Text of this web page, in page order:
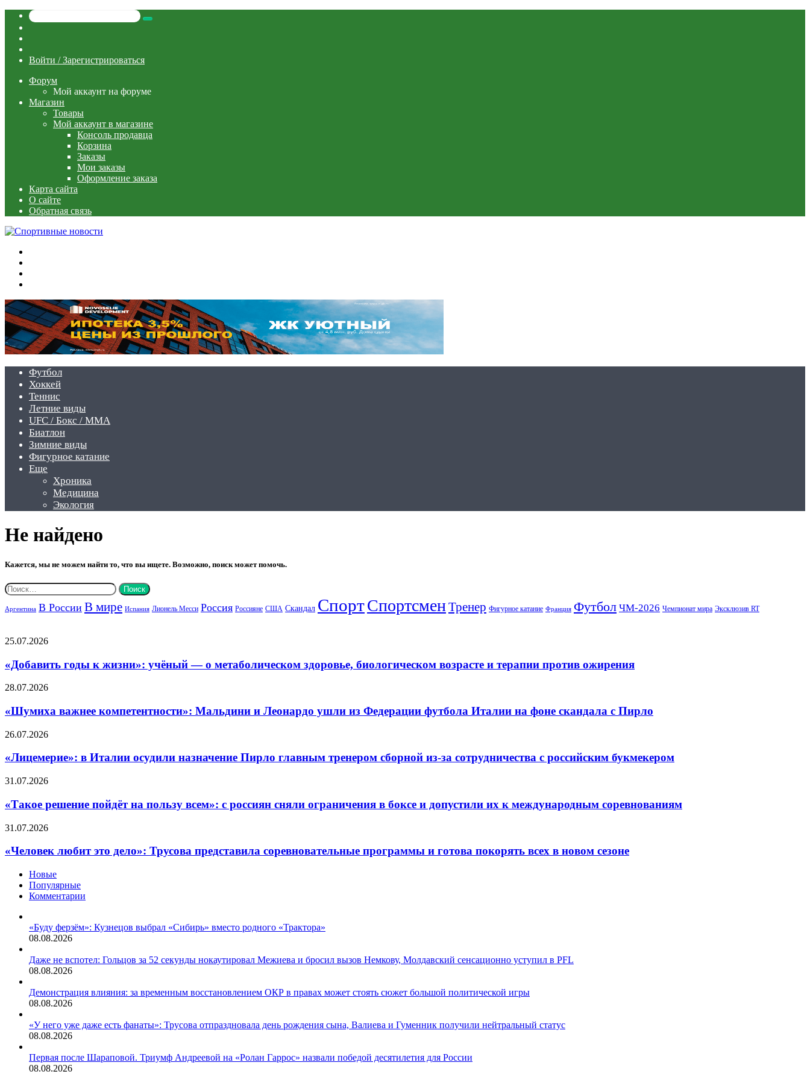
Искать
статья
Войти / Зарегистрироваться
Форум
Мой аккаунт на форуме
Магазин
Товары
Мой аккаунт в магазине
Консоль продавца
Корзина
Заказы
Мои заказы
Оформление заказа
Карта сайта
О сайте
Обратная связь
Футбол
Хоккей
Теннис
Летние виды
UFC / Бокс / MMA
Биатлон
Зимние виды
Фигурное катание
Еще
Хроника
Медицина
Экология
Не найдено
Кажется, мы не можем найти то, что вы ищете. Возможно, поиск может помочь.
Найти:
Аргентина В России В мире Испания Лионель Месси Россия Россияне США Скандал СпортСпортсменТренер Фигурное катание Франция Футбол ЧМ-2026 Чемпионат мира Эксклюзив RT
«Добавить
к
жизни»:
учёный
метаболическом
биологическом
и
против
25.07.2026
«Добавить годы к жизни»: учёный — о метаболическом здоровье, биологическом возрасте и терапии против ожирения
«Шумиха
компетентности»:
Мальдини
и
Леонардо
ушли
из
футбола
на
скандала
Пирло
28.07.2026
«Шумиха важнее компетентности»: Мальдини и Леонардо ушли из Федерации футбола Италии на фоне скандала с Пирло
«Лицемерие»:
Италии
осудили
назначение
главным
тренером
из-
сотрудничества
российским
букмекером
26.07.2026
«Лицемерие»: в Италии осудили назначение Пирло главным тренером сборной из-за сотрудничества с российским букмекером
«Такое
пойдёт
на
пользу
всем»:
россиян
ограничения
боксе
допустили
международным
соревнованиям
31.07.2026
«Такое решение пойдёт на пользу всем»: с россиян сняли ограничения в боксе и допустили их к международным соревнованиям
«Человек
это
Трусова
представила
соревновательные
программы
готова
покорять
всех
новом
сезоне
31.07.2026
«Человек любит это дело»: Трусова представила соревновательные программы и готова покорять всех в новом сезоне
Новые
Популярные
Комментарии
«Буду ферзём»: Кузнецов выбрал «Сибирь» вместо родного «Трактора»
08.08.2026
Даже не вспотел: Гольцов за 52 секунды нокаутировал Межиева и бросил вызов Немкову, Молдавский сенсационно уступил в PFL
08.08.2026
Демонстрация влияния: за временным восстановлением ОКР в правах может стоять сюжет большой политической игры
08.08.2026
«У него уже даже есть фанаты»: Трусова отпраздновала день рождения сына, Валиева и Гуменник получили нейтральный статус
08.08.2026
Первая после Шараповой. Триумф Андреевой на «Ролан Гаррос» назвали победой десятилетия для России
08.08.2026